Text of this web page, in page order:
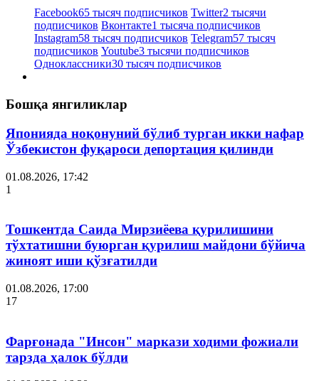
Facebook65 тысяч подписчиков Twitter2 тысячи
подписчиков Вконтакте1 тысяча подписчиков
Instagram58 тысяч подписчиков Telegram57 тысяч
подписчиков Youtube3 тысячи подписчиков
Одноклассники30 тысяч подписчиков
Бошқа янгиликлар
Японияда ноқонуний бўлиб турган икки нафар
Ўзбекистон фуқароси депортация қилинди
01.08.2026, 17:42
1
Тошкентда Саида Мирзиёева қурилишини
тўхтатишни буюрган қурилиш майдони бўйича
жиноят иши қўзғатилди
01.08.2026, 17:00
17
Фарғонада "Инсон" маркази ходими фожиали
тарзда ҳалок бўлди